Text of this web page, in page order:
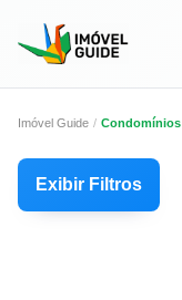
Imóvel Guide Condomínios
Exibir Filtros